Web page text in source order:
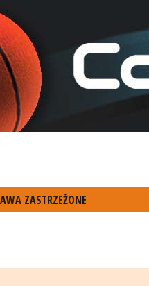
ZASTRZEŻONE